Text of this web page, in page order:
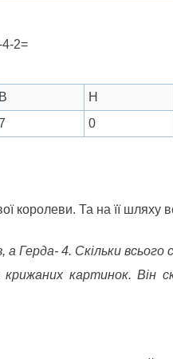
В Н
0
королеви. Та на її шляху
а Герда- 4. Скільки всього
картинок. Він